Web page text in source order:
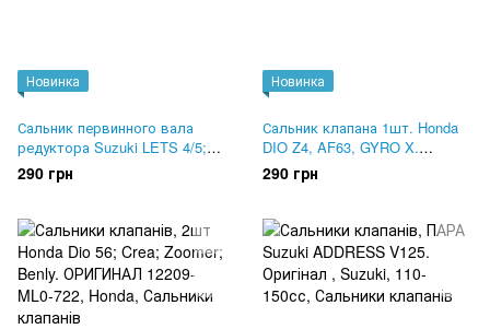
Новинка
Сальник первинного вала
редуктора Suzuki LETS 4/5;
ADDRESS V50/125. Оригінал
09283-20073
290 грн
Новинка
Сальник клапана 1шт. Honda
DIO Z4, AF63, GYRO X.
Оригінал 12219-KAZ-003
290 грн